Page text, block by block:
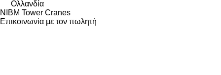
Ολλανδία
NIBM Tower Cranes
Επικοινωνία με τον πωλητή